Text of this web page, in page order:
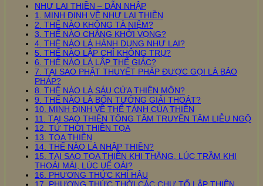
NHƯ LAI THIỀN – DẪN NHẬP
1. MINH ĐỊNH VỀ NHƯ LAI THIỀN
2. THẾ NÀO KHÔNG TÀ NIỆM?
3. THẾ NÀO CHẲNG KHỞI VỌNG?
4. THẾ NÀO LÀ HÀNH DỤNG NHƯ LAI?
5. THẾ NÀO LẬP CHỈ KHÔNG TRỤ?
6. THẾ NÀO LÀ LẬP THỂ GIÁC?
7. TẠI SAO PHẬT THUYẾT PHÁP ĐƯỢC GỌI LÀ BẢO
PHÁP?
8. THẾ NÀO LÀ SÁU CỬA THIỀN MÔN?
9. THẾ NÀO LÀ BỐN TƯỚNG GIẢI THOÁT?
10. MINH ĐỊNH VỀ THỂ TÁNH CỦA THIỀN
11. TẠI SAO THIỀN TÔNG TÂM TRUYỀN TÂM LIỄU NGỘ
12. TỨ THỜI THIỀN TỌA
13. TỌA THIỀN
14. THẾ NÀO LÀ NHẬP THIỀN?
15. TẠI SAO TỌA THIỀN KHI THĂNG, LÚC TRẦM KHI
THOẢI MÁI, LÚC UỂ OẢI?
16. PHƯƠNG THỨC KHÍ HẬU